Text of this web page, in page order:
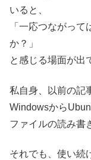
いると、
「一応つながっ
か？」
と感じる場面が出
私自身、以前の記
Windowsから
ファイルの読み書
それでも、使い続